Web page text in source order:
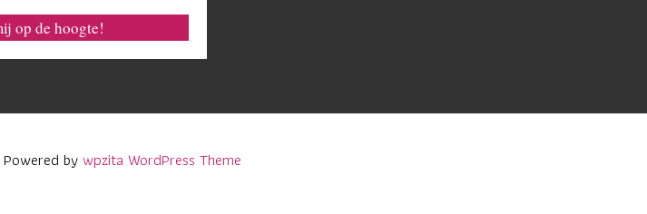
Powered bywpzita WordPress Theme